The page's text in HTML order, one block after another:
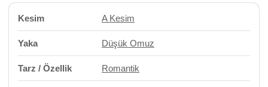
Kesim A Kesim
Yaka Düşük Omuz
Tarz / Özellik Romantik